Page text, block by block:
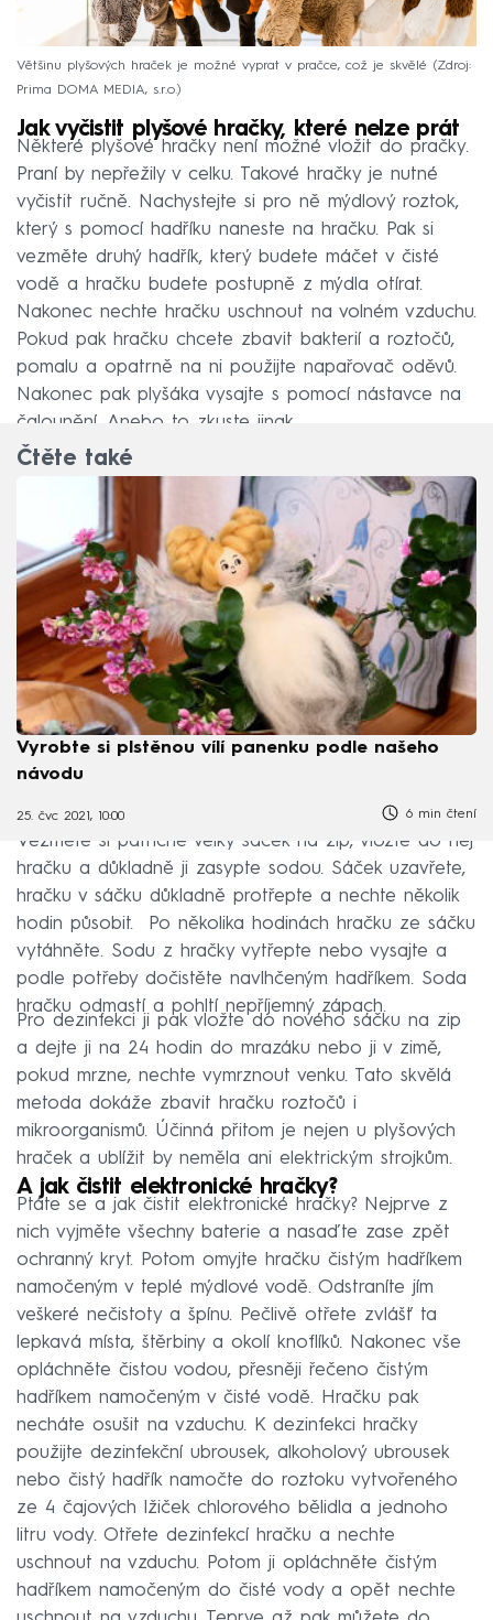
Většinu plyšových hraček je možné vyprat v pračce, což je skvělé
Zdroj:
Prima DOMA MEDIA, s.r.o.
Jak vyčistit plyšové hračky, které nelze prát
Některé plyšové hračky není možné vložit do pračky.
Praní by nepřežily v celku. Takové hračky je nutné
vyčistit ručně. Nachystejte si pro ně mýdlový roztok,
který s pomocí hadříku naneste na hračku. Pak si
vezměte druhý hadřík, který budete máčet v čisté
vodě a hračku budete postupně z mýdla otírat.
Nakonec nechte hračku uschnout na volném vzduchu.
Pokud pak hračku chcete zbavit bakterií a roztočů,
pomalu a opatrně na ni použijte napařovač oděvů.
Nakonec pak plyšáka vysajte s pomocí nástavce na
čalounění. Anebo to zkuste jinak…
Čtěte také
Vyrobte si plstěnou vílí panenku podle našeho
návodu
25. čvc 2021, 10:00 6 min čtení
Vezměte si patřičně velký sáček na zip, vložte do něj
hračku a důkladně ji zasypte sodou. Sáček uzavřete,
hračku v sáčku důkladně protřepte a nechte několik
hodin působit. Po několika hodinách hračku ze sáčku
vytáhněte. Sodu z hračky vytřepte nebo vysajte a
podle potřeby dočistěte navlhčeným hadříkem. Soda
hračku odmastí a pohltí nepříjemný zápach.
Pro dezinfekci ji pak vložte do nového sáčku na zip
a dejte ji na 24 hodin do mrazáku nebo ji v zimě,
pokud mrzne, nechte vymrznout venku. Tato skvělá
metoda dokáže zbavit hračku roztočů i
mikroorganismů. Účinná přitom je nejen u plyšových
hraček a ublížit by neměla ani elektrickým strojkům.
A jak čistit elektronické hračky?
Ptáte se a jak čistit elektronické hračky? Nejprve z
nich vyjměte všechny baterie a nasaďte zase zpět
ochranný kryt. Potom omyjte hračku čistým hadříkem
namočeným v teplé mýdlové vodě. Odstraníte jím
veškeré nečistoty a špínu. Pečlivě otřete zvlášť ta
lepkavá místa, štěrbiny a okolí knoflíků. Nakonec vše
opláchněte čistou vodou, přesněji řečeno čistým
hadříkem namočeným v čisté vodě. Hračku pak
necháte osušit na vzduchu. K dezinfekci hračky
použijte dezinfekční ubrousek, alkoholový ubrousek
nebo čistý hadřík namočte do roztoku vytvořeného
ze 4 čajových lžiček chlorového bělidla a jednoho
litru vody. Otřete dezinfekcí hračku a nechte
uschnout na vzduchu. Potom ji opláchněte čistým
hadříkem namočeným do čisté vody a opět nechte